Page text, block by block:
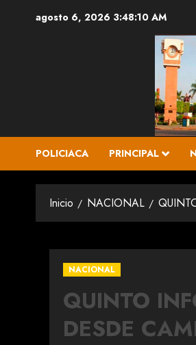
agosto 6, 2026 3:48:11 AM
POLICIACA PRINCIPAL
Inicio NACIONAL
NACIONAL
QUINTO
DESDE